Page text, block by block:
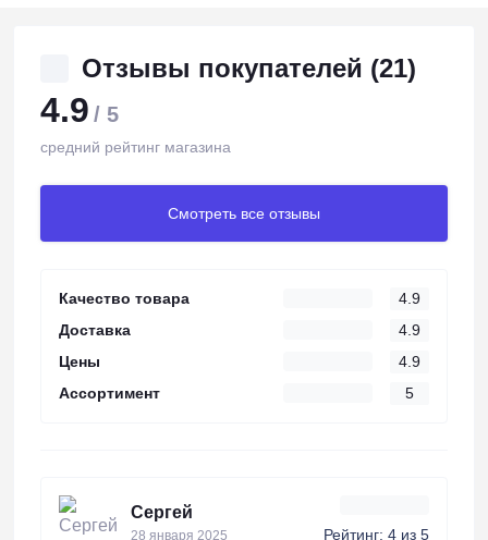
Отзывы покупателей (21)
4.9 / 5
средний рейтинг магазина
Смотреть все отзывы
Качество товара
4.9
Доставка
4.9
Цены
4.9
Ассортимент
5
Сергей
28 января 2025 Рейтинг: 4 из 5